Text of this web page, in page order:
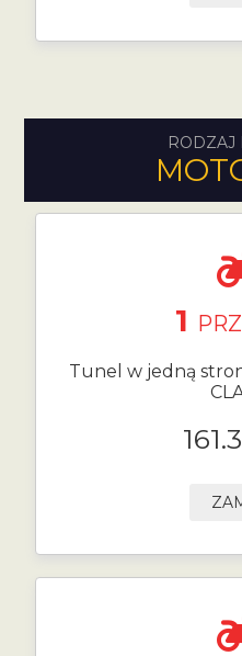
RODZAJ
1
Tunel w jedną